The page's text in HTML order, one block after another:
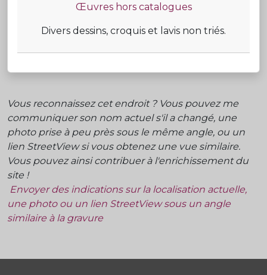
Œuvres hors catalogues
Divers dessins, croquis et lavis non triés.
Vous reconnaissez cet endroit ? Vous pouvez me
communiquer son nom actuel s'il a changé, une
photo prise à peu près sous le même angle, ou un
lien StreetView si vous obtenez une vue similaire.
Vous pouvez ainsi contribuer à l'enrichissement du
site !
Envoyer des indications sur la localisation actuelle,
une photo ou un lien StreetView sous un angle
similaire à la gravure